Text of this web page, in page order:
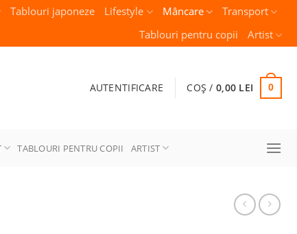
Tablouri japoneze Lifestyle Mâncare
Transport
Tablouri pentru copii
Artist
AUTENTIFICARE COȘ / 0,00 LEI 0
TABLOURI PENTRU COPII ARTIST